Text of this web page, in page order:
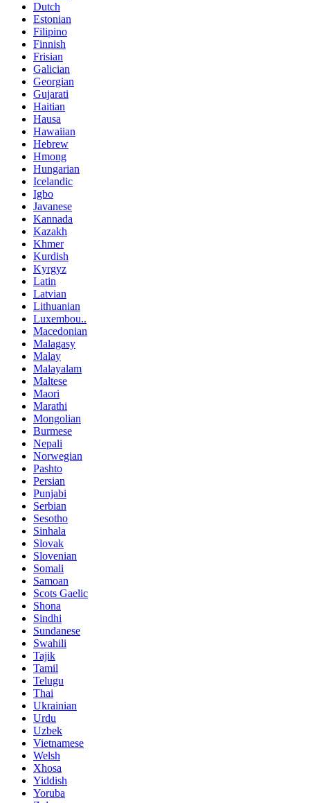
Dutch
Estonian
Filipino
Finnish
Frisian
Galician
Georgian
Gujarati
Haitian
Hausa
Hawaiian
Hebrew
Hmong
Hungarian
Icelandic
Igbo
Javanese
Kannada
Kazakh
Khmer
Kurdish
Kyrgyz
Latin
Latvian
Lithuanian
Luxembou..
Macedonian
Malagasy
Malay
Malayalam
Maltese
Maori
Marathi
Mongolian
Burmese
Nepali
Norwegian
Pashto
Persian
Punjabi
Serbian
Sesotho
Sinhala
Slovak
Slovenian
Somali
Samoan
Scots Gaelic
Shona
Sindhi
Sundanese
Swahili
Tajik
Tamil
Telugu
Thai
Ukrainian
Urdu
Uzbek
Vietnamese
Welsh
Xhosa
Yiddish
Yoruba